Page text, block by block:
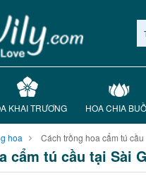
KHAI TRƯƠNG HOA CHIA
hoa Cách trồng hoa cẩm tú cầu
cẩm tú cầu tại Sài